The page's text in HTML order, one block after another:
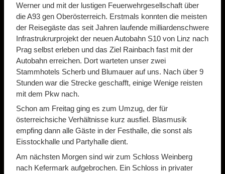
Werner und mit der lustigen Feuerwehrgesellschaft über
die A93 gen Oberösterreich. Erstmals konnten die meisten
der Reisegäste das seit Jahren laufende milliardenschwere
Infrastrukrurprojekt der neuen Autobahn S10 von Linz nach
Prag selbst erleben und das Ziel Rainbach fast mit der
Autobahn erreichen. Dort warteten unser zwei
Stammhotels Scherb und Blumauer auf uns. Nach über 9
Stunden war die Strecke geschafft, einige Wenige reisten
mit dem Pkw nach.
Schon am Freitag ging es zum Umzug, der für
österreichsiche Verhältnisse kurz ausfiel. Blasmusik
empfing dann alle Gäste in der Festhalle, die sonst als
Eisstockhalle und Partyhalle dient.
Am nächsten Morgen sind wir zum Schloss Weinberg
nach Kefermark aufgebrochen. Ein Schloss in privater